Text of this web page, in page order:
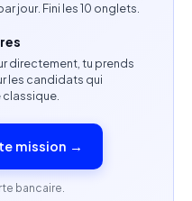
vidéo ou
(Premiere Pro,
ou équivalent).
visuel.
performants sur
jour. Fini les 10 onglets.
directement, tu prends
les candidats qui
mission →
bancaire.